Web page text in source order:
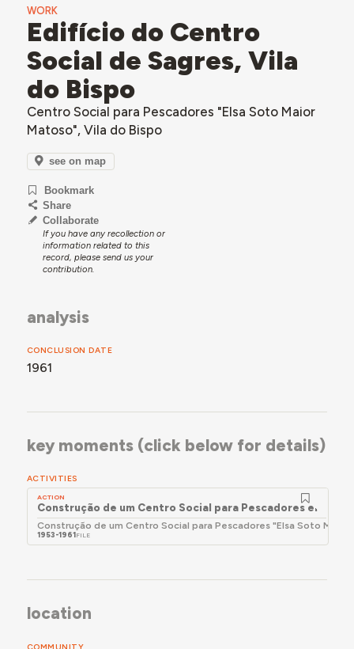
WORK
Edifício do Centro
Social de Sagres, Vila
do Bispo
Centro Social para Pescadores "Elsa Soto Maior
Matoso", Vila do Bispo
see on map
Bookmark
Share
Collaborate
If you have any recollection or
information related to this
record, please send us your
contribution.
analysis
CONCLUSION DATE
1961
key moments (click below for details)
ACTIVITIES
ACTION
Construção de um Centro Social para Pescadores em
Construção de um Centro Social para Pescadores "Elsa Soto Maior
1953-1961FILE
location